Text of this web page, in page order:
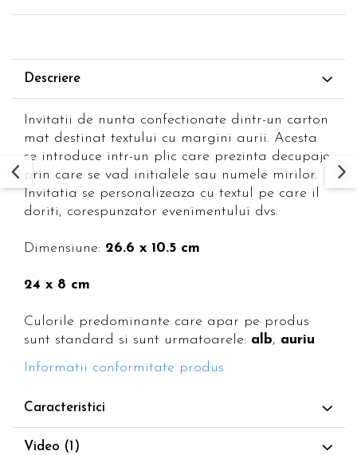
Descriere
Invitatii de nunta confectionate dintr-un carton
mat destinat textului cu margini aurii. Acesta
se introduce intr-un plic care prezinta decupaje
prin care se vad initialele sau numele mirilor.
Invitatia se personalizeaza cu textul pe care il
doriti, corespunzator evenimentului dvs.
Dimensiune: 26.6 x 10.5 cm
24 x 8 cm
Culorile predominante care apar pe produs
sunt standard si sunt urmatoarele: alb, auriu
Informatii conformitate produs
Caracteristici
Video (1)